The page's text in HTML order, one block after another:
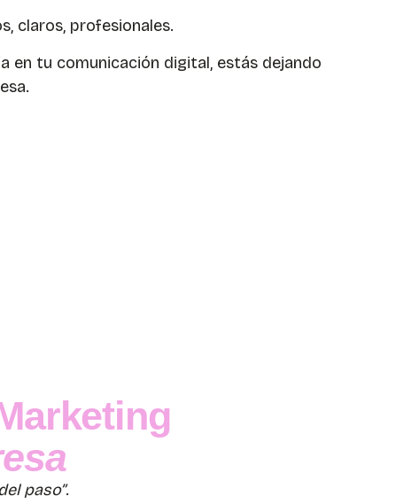
claros, profesionales.
en tu comunicación digital, estás dejando
paso”.